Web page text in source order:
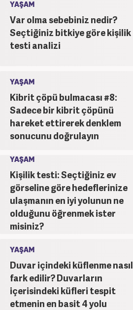
YAŞAM
Var olma sebebiniz nedir?
Seçtiğiniz bitkiye göre kişilik
testi analizi
YAŞAM
Kibrit çöpü bulmacası #8:
Sadece bir kibrit çöpünü
hareket ettirerek denklem
sonucunu doğrulayın
YAŞAM
Kişilik testi: Seçtiğiniz ev
görseline göre hedeflerinize
ulaşmanın en iyi yolunun ne
olduğunu öğrenmek ister
misiniz?
YAŞAM
Duvar içindeki küflenme nasıl
fark edilir? Duvarların
içerisindeki küfleri tespit
etmenin en basit 4 yolu